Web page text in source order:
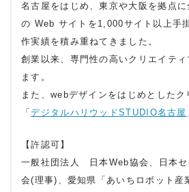
名古屋をはじめ、東京や大阪を拠点
の Web サイトを1,000サイト以上手
作実績を積み重ねてきました。
創業以来、専門性の高いクリエイテ
ます。
また、webデザインをはじめとした
「デジタルハリウッドSTUDIO名古屋
【許認可】
一般社団法人 日本Web協会、日本セ
会(理事)、愛知県「あいちロボット産